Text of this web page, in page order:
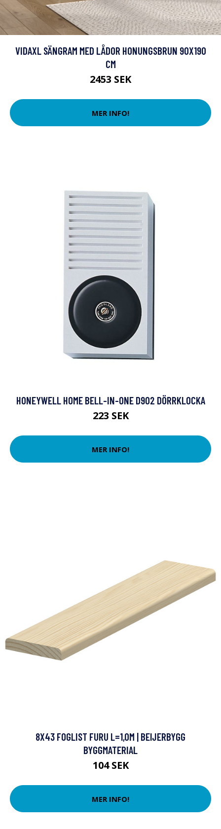
VIDAXL SÄNGRAM MED LÅDOR HONUNGSBRUN 90X190
CM
2453 SEK
MER INFO!
HONEYWELL HOME BELL-IN-ONE D902 DÖRRKLOCKA
223 SEK
MER INFO!
8X43 FOGLIST FURU L=1,0M | BEIJERBYGG
BYGGMATERIAL
104 SEK
MER INFO!